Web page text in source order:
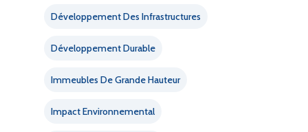
Développement Des Infrastructures
Développement Durable
Immeubles De Grande Hauteur
Impact Environnemental